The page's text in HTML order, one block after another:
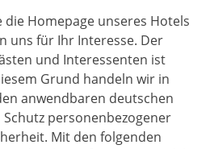
die Homepage unseres Hotels
uns für Ihr Interesse. Der
und Interessenten ist
Grund handeln wir in
anwendbaren deutschen
personenbezogener
Mit den folgenden